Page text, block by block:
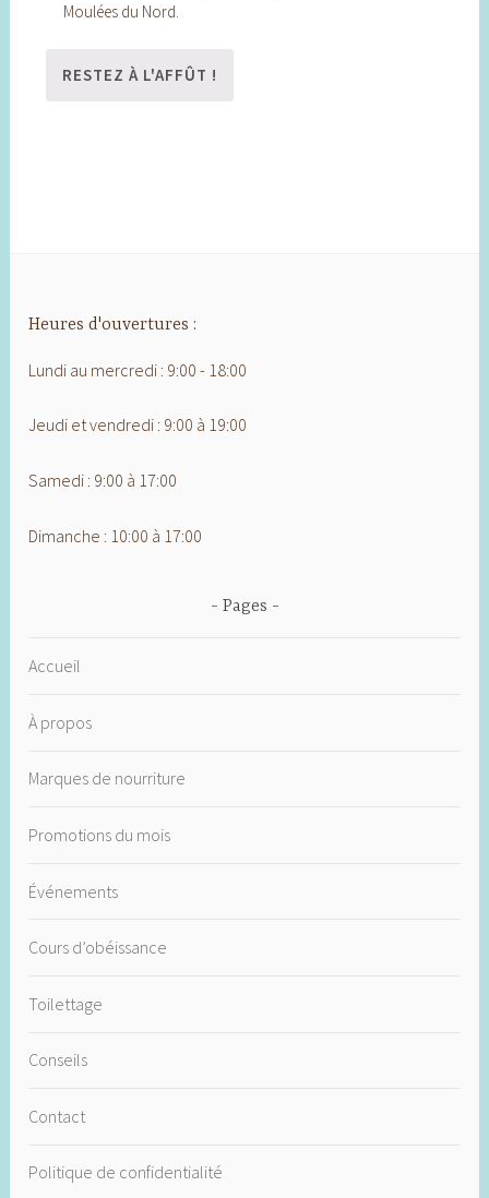
Moulées du Nord.
Heures d'ouvertures :
Lundi au mercredi : 9:00 - 18:00
Jeudi et vendredi : 9:00 à 19:00
Samedi : 9:00 à 17:00
Dimanche : 10:00 à 17:00
Pages
Accueil
À propos
Marques de nourriture
Promotions du mois
Événements
Cours d’obéissance
Toilettage
Conseils
Contact
Politique de confidentialité